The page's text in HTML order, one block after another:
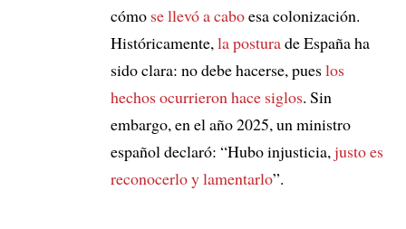
cómo se llevó a caboesa colonización.
Históricamente, la posturade España ha
sido clara: no debe hacerse, pueslos
hechos ocurrieron hace siglos. Sin
embargo, en el año 2025, un ministro
español declaró: “Hubo injusticia, justo es
reconocerlo y lamentarlo”.